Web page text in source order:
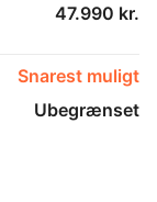
47.990 kr.
Snarest muligt
Ubegrænset